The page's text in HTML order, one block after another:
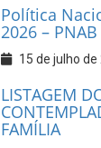
Política
2026 – PNAB
15 de julho de
LISTAGEM
FAMÍLIA